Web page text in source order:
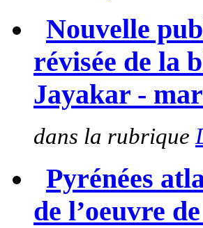
Nouvelle
révisée de la
Jayakar -
dans la rubrique
Pyrénées
de l’oeuvre